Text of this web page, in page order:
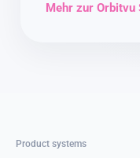
Mehr zur Orbitvu
Product systems